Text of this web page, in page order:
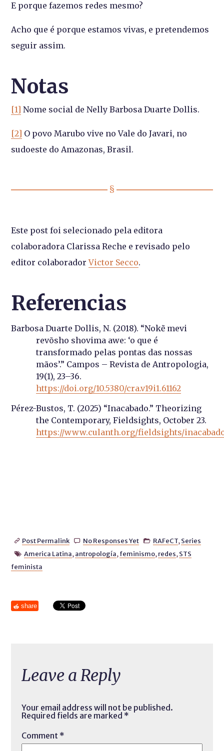
E porque fazemos redes mesmo?
Acho que é porque estamos vivas, e pretendemos
seguir assim.
Notas
[1] Nome social de Nelly Barbosa Duarte Dollis.
[2] O povo Marubo vive no Vale do Javari, no
sudoeste do Amazonas, Brasil.
Este post foi selecionado pela editora
colaboradora Clarissa Reche e revisado pelo
editor colaboradorVictor Secco.
Referencias
Barbosa Duarte Dollis, N. (2018). “Nokẽ mevi
revõsho shovima awe: ‘o que é
transformado pelas pontas das nossas
mãos’.” Campos – Revista de Antropologia,
19(1), 23–36.
https://doi.org/10.5380/cra.v19i1.61162
Pérez-Bustos, T. (2025) “Inacabado.” Theorizing
the Contemporary, Fieldsights, October 23.
https://www.culanth.org/fieldsights/
 Post Permalink  No Responses Yet  RAFeCT,Series
 America Latina,antropología,feminismo,redes,STS
feminista
share
Leave a Reply
Your email address will not be published.
Required fields are marked *
Comment *